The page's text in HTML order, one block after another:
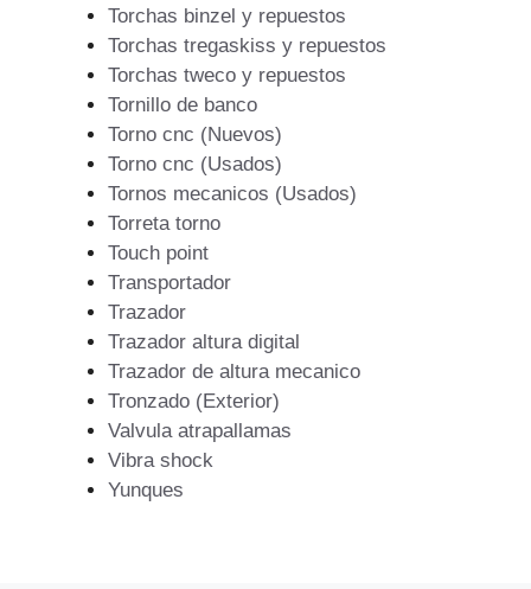
Torchas binzel y repuestos
Torchas tregaskiss y repuestos
Torchas tweco y repuestos
Tornillo de banco
Torno cnc (Nuevos)
Torno cnc (Usados)
Tornos mecanicos (Usados)
Torreta torno
Touch point
Transportador
Trazador
Trazador altura digital
Trazador de altura mecanico
Tronzado (Exterior)
Valvula atrapallamas
Vibra shock
Yunques